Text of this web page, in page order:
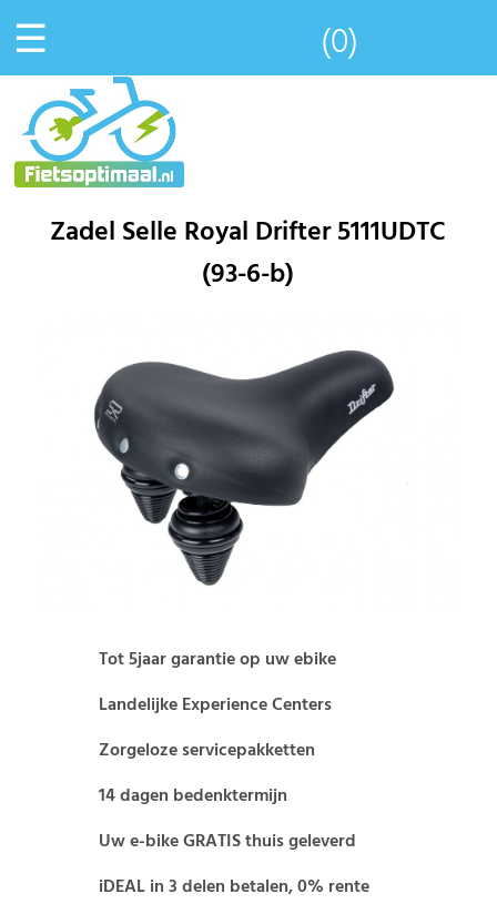
☰ (0)
Zadel Selle Royal Drifter 5111UDTC
(93-6-b)
Tot 5jaar garantie op uw ebike
Landelijke Experience Centers
Zorgeloze servicepakketten
14 dagen bedenktermijn
Uw e-bike GRATIS thuis geleverd
iDEAL in 3 delen betalen, 0% rente